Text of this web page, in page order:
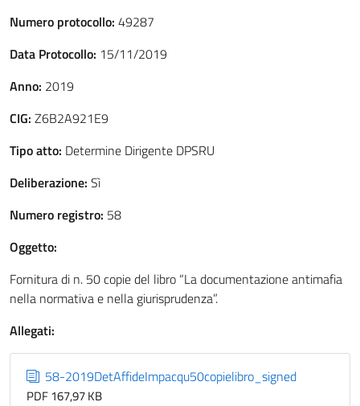
Numero protocollo: 49287
Data Protocollo: 15/11/2019
Anno: 2019
CIG: Z6B2A921E9
Tipo atto: Determine Dirigente DPSRU
Deliberazione: Sì
Numero registro: 58
Oggetto:
Fornitura di n. 50 copie del libro “La documentazione antimafia
nella normativa e nella giurisprudenza”.
Allegati:
58-2019DetAffideImpacqu50copielibro_signed
PDF 167,97 KB